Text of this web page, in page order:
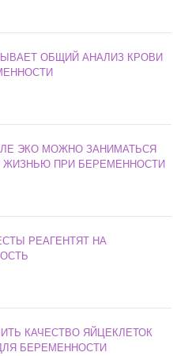
ОБЩИЙ АНАЛИЗ КРОВИ
ЭКО МОЖНО ЗАНИМАТЬСЯ
ЖИЗНЬЮ ПРИ БЕРЕМЕННОСТИ
РЕАГЕНТЯТ НА
КАЧЕСТВО ЯЙЦЕКЛЕТОК
БЕРЕМЕННОСТИ